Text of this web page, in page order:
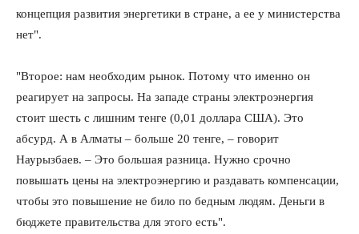
ПОДПИСАТЬСЯ СЕЙЧАС
Связаться с нами
Политика конфиденциальности
концепция развития энергетики в стране, а ее у министерства
нет".
"Второе: нам необходим рынок. Потому что именно он
реагирует на запросы. На западе страны электроэнергия
стоит шесть с лишним тенге (0,01 доллара США). Это
абсурд. А в Алматы – больше 20 тенге, – говорит
Наурызбаев. – Это большая разница. Нужно срочно
повышать цены на электроэнергию и раздавать компенсации,
чтобы это повышение не било по бедным людям. Деньги в
бюджете правительства для этого есть".